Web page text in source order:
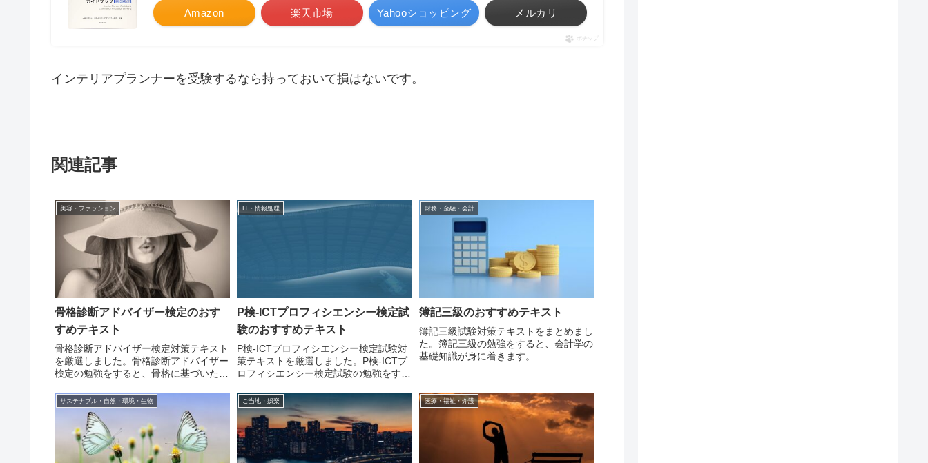
Amazon 楽天市場 Yahooショッピング メルカリ
ポチップ
インテリアプランナーを受験するなら持っておいて損はないです。
関連記事
美容・ファッション
骨格診断アドバイザー検定のおす
すめテキスト
骨格診断アドバイザー検定対策テキスト
を厳選しました。骨格診断アドバイザー
検定の勉強をすると、骨格に基づいたフ
い知識が身に着きます。
IT・情報処理
P検-ICTプロフィシエンシー検定試
験のおすすめテキスト
P検-ICTプロフィシエンシー検定試験対
策テキストを厳選しました。P検-ICTプ
ロフィシエンシー検定試験の勉強をする
学べます。
財務・金融・会計
簿記三級のおすすめテキスト
簿記三級試験対策テキストをまとめまし
た。簿記三級の勉強をすると、会計学の
基礎知識が身に着きます。
サステナブル・自然・環境・生物 ご当地・娯楽 医療・福祉・介護